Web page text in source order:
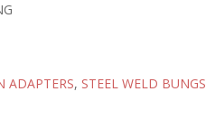
ADAPTERS, STEEL WELD BUNGS